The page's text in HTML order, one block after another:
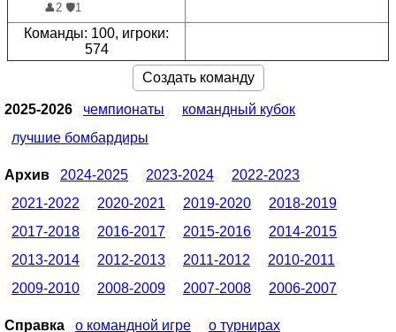
👤2 🛡️1
Команды: 100, игроки:
574
Создать команду
2025-2026 чемпионаты
командный кубок
лучшие бомбардиры
Архив 2024-2025 2023-2024
2022-2023
2021-2022
2020-2021 2019-2020
2018-2019
2017-2018
2016-2017 2015-2016
2014-2015
2013-2014
2012-2013 2011-2012
2010-2011
2009-2010
2008-2009 2007-2008 2006-2007
Справка о командной игре о турнирах